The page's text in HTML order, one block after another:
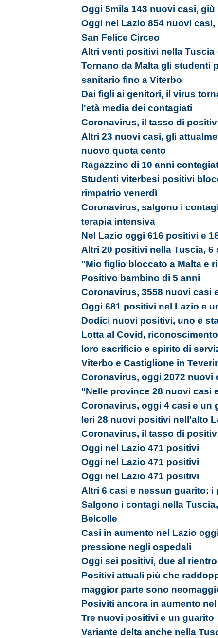
Oggi 5mila 143 nuovi casi,
Oggi nel Lazio 854 nuovi
San Felice Circeo
Altri venti positivi nella
Tornano da Malta gli studenti
sanitario fino a Viterbo
Dai figli ai genitori, il virus
l'età media dei contagiati
Coronavirus, il tasso di
Altri 23 nuovi casi, gli
nuovo quota cento
Ragazzino di 10 anni
Studenti viterbesi positivi
rimpatrio venerdì
Coronavirus, salgono i
terapia intensiva
Nel Lazio oggi 616 positivi e
Altri 20 positivi nella Tuscia, 6
"Mio figlio bloccato a Malta e
Positivo bambino di 5 anni
Coronavirus, 3558 nuovi casi
Oggi 681 positivi nel Lazio e
Dodici nuovi positivi, uno è
Lotta al Covid,
loro sacrificio e spirito di
Viterbo e Castiglione in
Coronavirus, oggi 2072 nuovi
"Nelle province 28 nuovi casi
Coronavirus, oggi 4 casi e un
Ieri 28 nuovi positivi nell'alto
Coronavirus, il tasso di
Oggi nel Lazio 471 positivi
Oggi nel Lazio 471 positivi
Oggi nel Lazio 471 positivi
Altri 6 casi e nessun guarito:
Salgono i contagi nella
Belcolle
Casi in aumento nel Lazio
pressione negli ospedali
Oggi sei positivi, due al
Positivi attuali più che
maggior parte sono
Posiviti ancora in aumento
Tre nuovi positivi e un guarito
Variante delta anche nella